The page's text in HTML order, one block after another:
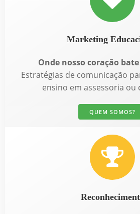
Marketing
Onde nosso coração
Estratégias de comunicação
ensino em assessoria ou
QUEM SOMOS?